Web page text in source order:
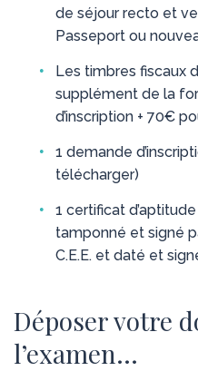
de séjour recto et
Passeport ou
Les timbres fiscaux
supplément de la
d’inscription + 70€
1 demande
télécharger)
1 certificat
tamponné et signé
C.E.E. et daté et
Déposer votre
l’examen…